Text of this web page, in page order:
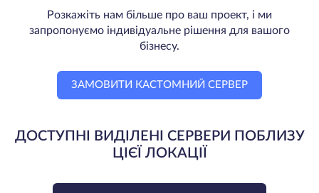
Розкажіть нам більше про ваш проект, і ми
запропонуємо індивідуальне рішення для вашого
бізнесу.
ЗАМОВИТИ КАСТОМНИЙ СЕРВЕР
ДОСТУПНІ ВИДІЛЕНІ СЕРВЕРИ ПОБЛИЗУ
ЦІЄЇ ЛОКАЦІЇ